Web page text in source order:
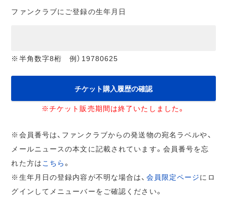
ファンクラブにご登録の生年月日
※半角数字8桁 例）19780625
チケット購入履歴の確認
※チケット販売期間は終了いたしました。
※会員番号は、ファンクラブからの発送物の宛名ラベルや、
メールニュースの本文に記載されています。会員番号を忘
れた方は こちら。
※生年月日の登録内容が不明な場合は、 会員限定ページにロ
グインしてメニューバーをご確認ください。